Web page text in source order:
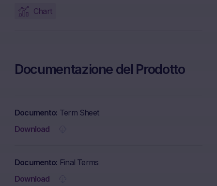
Chart
Documentazione del Prodotto
Documento Term Sheet
Download
Documento Final Terms
Download